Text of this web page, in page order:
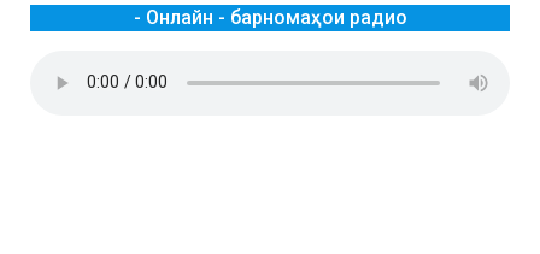
- Онлайн - барномаҳои радио